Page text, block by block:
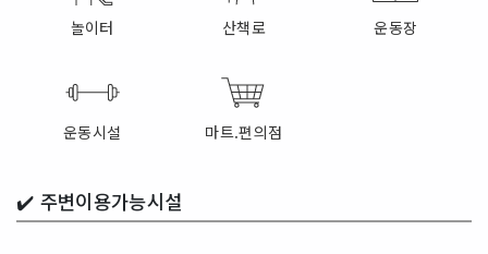
놀이터 산책로 운동장
운동시설 마트.편의점
✔️ 주변이용가능시설